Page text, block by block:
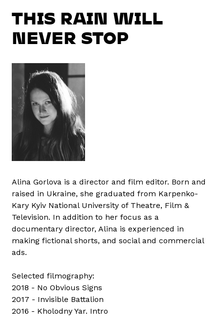
THIS RAIN WILL
NEVER STOP
Alina Gorlova is a director and film editor. Born and
raised in Ukraine, she graduated from Karpenko-
Kary Kyiv National University of Theatre, Film &
Television. In addition to her focus as a
documentary director, Alina is experienced in
making fictional shorts, and social and commercial
ads.
Selected filmography:
2018 - No Obvious Signs
2017 - Invisible Battalion
2016 - Kholodny Yar. Intro